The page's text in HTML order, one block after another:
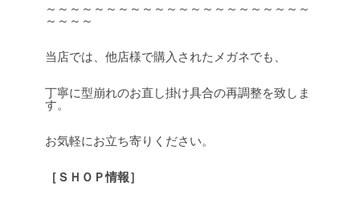
～～～～～～～～～～～～～～～～～～～～～～
～～～～
当店では、他店様で購入されたメガネでも、
丁寧に型崩れのお直し掛け具合の再調整を致しま
す。
お気軽にお立ち寄りください。
［ＳＨＯＰ情報］